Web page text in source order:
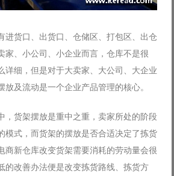
进货口、出货口、仓储区、打包区、出仓
家、小公司、小企业而言，仓库不是很
详细，但是对于大卖家、大公司、大企业
放及流动是一个企业产品管理的核心。
，货架摆放是重中之重，卖家所处的阶段
模式，而货架的摆放是否合适决定了拣货
商新仓库改变货架需要消耗的劳动量会很
的改善办法便是改变拣货路线、拣货方